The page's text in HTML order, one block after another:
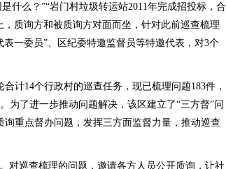
什么？”“岩门村垃圾转运站2011年完成招投标，合
质询方和被质询方对面而坐，针对此前巡查梳理
一委员”、区纪委特邀监督员等特邀代表，对3个
14个行政村的巡查任务，现已梳理问题183件，
为了进一步推动问题解决，该区建立了“三方督”问
重点督办问题，发挥三方面监督力量，推动巡查
巡查梳理的问题，邀请各方人员公开质询，让社